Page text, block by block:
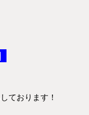
ております！